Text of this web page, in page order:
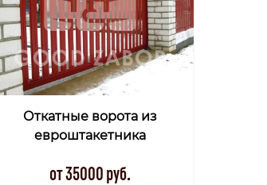
Откатные ворота из
евроштакетника
от 35000 руб.